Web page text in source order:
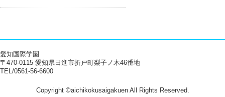
愛知国際学園
〒470-0115 愛知県日進市折戸町梨子ノ木46番地
TEL/0561-56-6600
Copyright ©aichikokusaigakuen All Rights Reserved.